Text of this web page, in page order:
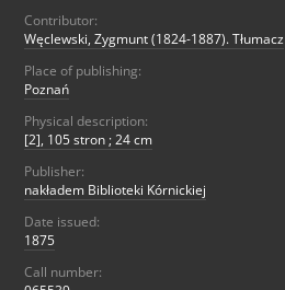
Contributor:
Węclewski, Zygmunt (1824-1887). Tłumacz
Place of publishing:
Poznań
Physical description:
[2], 105 stron ; 24 cm
Publisher:
nakładem Biblioteki Kórnickiej
Date issued:
1875
Call number: